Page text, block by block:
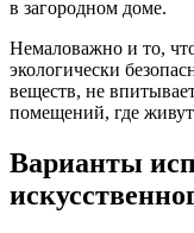
в загородном доме.
Немаловажно и то,
экологически
веществ, не
помещений, где
Варианты